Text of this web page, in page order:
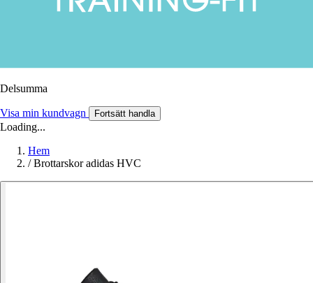
Delsumma
Visa min kundvagn Fortsätt handla
Loading...
Hem
/ Brottarskor adidas HVC